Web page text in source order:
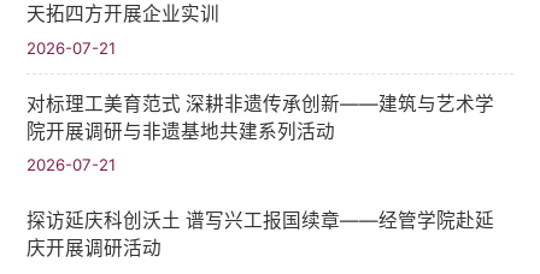
天拓四方开展企业实训
2026-07-21
对标理工美育范式 深耕非遗传承创新——建筑与艺术学
院开展调研与非遗基地共建系列活动
2026-07-21
探访延庆科创沃土 谱写兴工报国续章——经管学院赴延
庆开展调研活动